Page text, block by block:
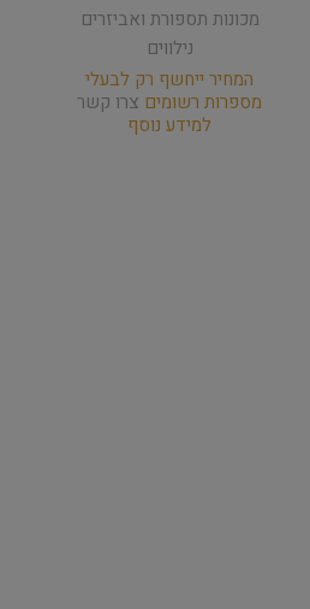
מכונות תספורת ואביזרים
נילווים
המחיר ייחשף רק לבעלי
מספרות רשומים צרו קשר
למידע נוסף